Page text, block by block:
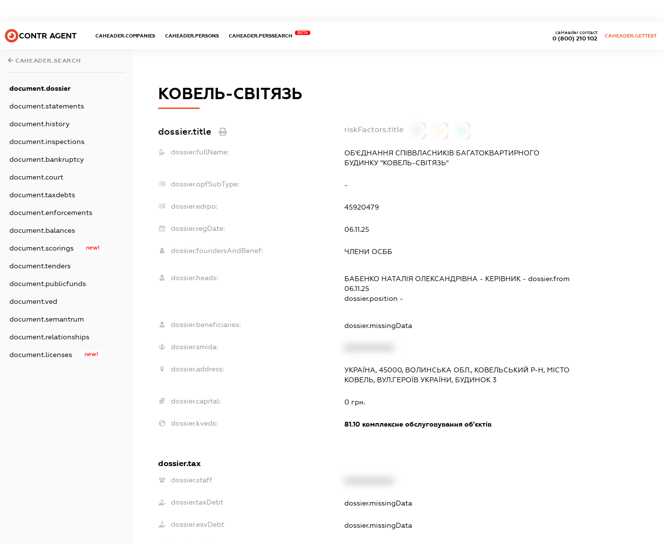
CONTR AGENT CAHEADER.COMPANIES CAHEADER.PERSONS CAHEADER.PERSSEARCH
BETA
0 (800) 210 102
caHeader.contact
CAHEADER.GETTEST
CAHEADER.SEARCH
document.dossier
document.statements
document.history
document.inspections
document.bankruptcy
document.court
document.taxdebts
document.enforcements
document.balances
document.scorings new!
document.tenders
document.publicfunds
document.ved
document.semantrum
document.relationships
document.licenses new!
КОВЕЛЬ-СВІТЯЗЬ
dossier.title riskFactors.title
dossier.fullName:
ОБ'ЄДНАННЯ СПІВВЛАСНИКІВ БАГАТОКВАРТИРНОГО
БУДИНКУ "КОВЕЛЬ-СВІТЯЗЬ"
dossier.opfSubType: -
dossier.edrpo: 45920479
dossier.regDate: 06.11.25
dossier.foundersAndBenef: ЧЛЕНИ ОСББ
dossier.heads: БАБЕНКО НАТАЛІЯ ОЛЕКСАНДРІВНА - КЕРІВНИК - dossier.from
06.11.25
dossier.position -
dossier.beneficiaries: dossier.missingData
dossier.smida:
dossier.address:
УКРАЇНА, 45000, ВОЛИНСЬКА ОБЛ., КОВЕЛЬСЬКИЙ Р-Н, МІСТО
КОВЕЛЬ, ВУЛ.ГЕРОЇВ УКРАЇНИ, БУДИНОК 3
dossier.capital: 0 грн.
dossier.kveds: 81.10 комплексне обслуговування об'єктів
dossier.tax
dossier.staff
dossier.taxDebt dossier.missingData
dossier.esvDebt dossier.missingData